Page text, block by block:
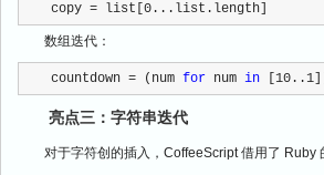
copy = list[0...list.length]
数组迭代：
countdown = (num for num in
亮点三：字符串迭代
对于字符创的插入，CoffeeScript 借用了 Ruby